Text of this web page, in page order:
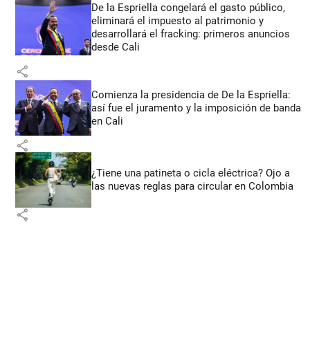
De la Espriella congelará el gasto público,
eliminará el impuesto al patrimonio y
desarrollará el fracking: primeros anuncios
desde Cali
share
Comienza la presidencia de De la Espriella:
así fue el juramento y la imposición de banda
en Cali
share
¿Tiene una patineta o cicla eléctrica? Ojo a
las nuevas reglas para circular en Colombia
share